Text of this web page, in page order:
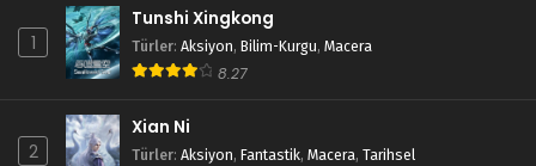
1
Tunshi Xingkong
Türler: Aksiyon, Bilim-Kurgu, Macera
8.27
2
Xian Ni
Türler: Aksiyon, Fantastik, Macera, Tarihsel